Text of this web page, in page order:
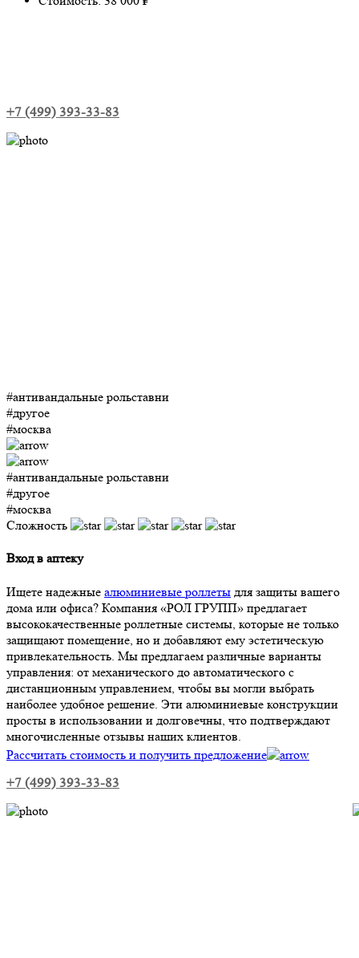
+7 (499) 393-33-83
#антивандальные рольставни
#другое
#москва
#антивандальные рольставни
#другое
#москва
Сложность
Вход в аптеку
Ищете надежные алюминиевые роллеты для защиты вашего
дома или офиса? Компания «РОЛ ГРУПП» предлагает
высококачественные роллетные системы, которые не только
защищают помещение, но и добавляют ему эстетическую
привлекательность. Мы предлагаем различные варианты
управления: от механического до автоматического с
дистанционным управлением, чтобы вы могли выбрать
наиболее удобное решение. Эти алюминиевые конструкции
просты в использовании и долговечны, что подтверждают
многочисленные отзывы наших клиентов.
Рассчитать стоимость и получить предложение
+7 (499) 393-33-83